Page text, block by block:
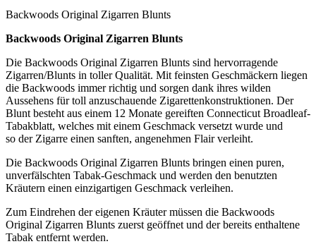
Backwoods Original Zigarren Blunts
Backwoods Original Zigarren Blunts
Die Backwoods Original Zigarren Blunts sind hervorragende
Zigarren/Blunts in toller Qualität. Mit feinsten Geschmäckern liegen
die Backwoods immer richtig und sorgen dank ihres wilden
Aussehens für toll anzuschauende Zigarettenkonstruktionen. Der
Blunt besteht aus einem 12 Monate gereiften Connecticut Broadleaf-
Tabakblatt, welches mit einem Geschmack versetzt wurde und
so der Zigarre einen sanften, angenehmen Flair verleiht.
Die Backwoods Original Zigarren Blunts bringen einen puren,
unverfälschten Tabak-Geschmack und werden den benutzten
Kräutern einen einzigartigen Geschmack verleihen.
Zum Eindrehen der eigenen Kräuter müssen die Backwoods
Original Zigarren Blunts zuerst geöffnet und der bereits enthaltene
Tabak entfernt werden.